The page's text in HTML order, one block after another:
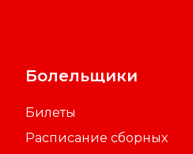
Болельщики
Билеты
Расписание сборных